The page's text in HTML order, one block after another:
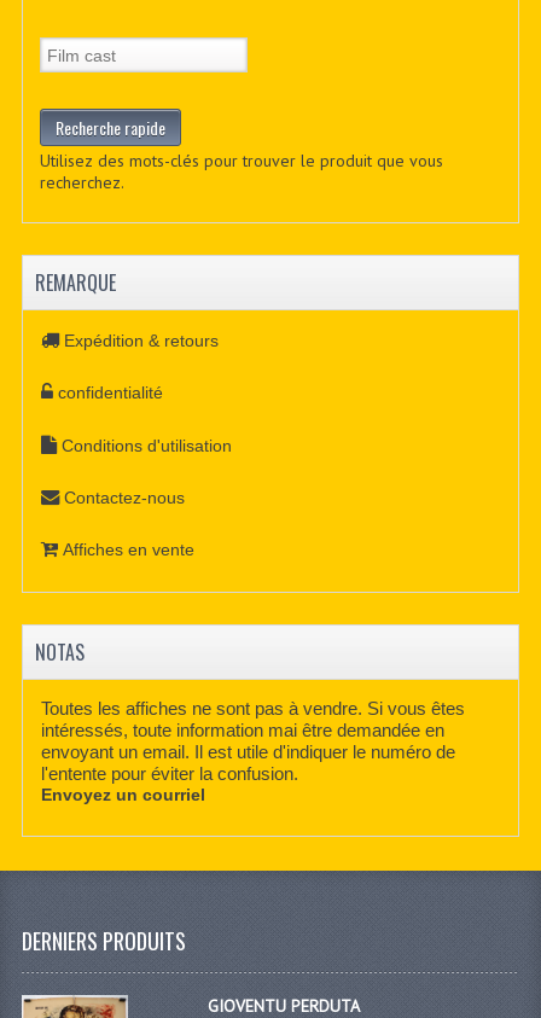
Utilisez des mots-clés pour trouver le produit que vous
recherchez.
REMARQUE
Expédition & retours
confidentialité
Conditions d'utilisation
Contactez-nous
Affiches en vente
NOTAS
Toutes les affiches ne sont pas à vendre. Si vous êtes
intéressés, toute information mai être demandée en
envoyant un email. Il est utile d'indiquer le numéro de
l'entente pour éviter la confusion.
Envoyez un courriel
DERNIERS PRODUITS
GIOVENTU PERDUTA